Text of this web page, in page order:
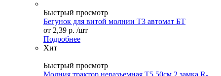
Быстрый просмотр
Бегунок для витой молнии Т3 автомат БТ
от 2,39 р. /шт
Подробнее
Хит
Быстрый просмотр
Молния трактор неразъемная Т5 50см 2 замка R-